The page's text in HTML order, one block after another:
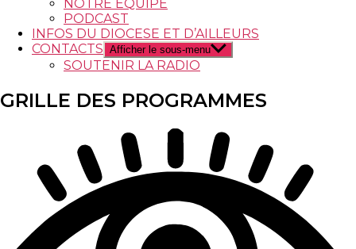
NOTRE EQUIPE
PODCAST
INFOS DU DIOCESE ET D’AILLEURS
CONTACTS Afficher le sous-menu
SOUTENIR LA RADIO
GRILLE DES PROGRAMMES